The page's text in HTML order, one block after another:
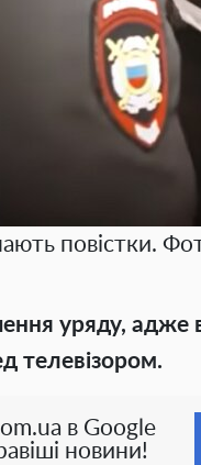
повістки.
уряду, адже
телевізором.
в Google
новини!